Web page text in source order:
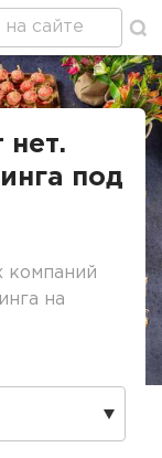
нет.
под
компаний
на